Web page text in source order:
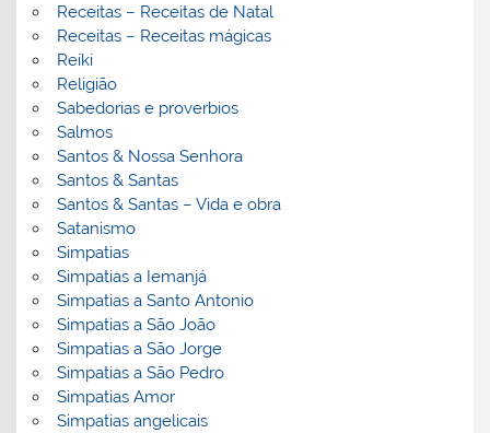
Receitas – Receitas de Natal
Receitas – Receitas mágicas
Reiki
Religião
Sabedorias e proverbios
Salmos
Santos & Nossa Senhora
Santos & Santas
Santos & Santas – Vida e obra
Satanismo
Simpatias
Simpatias a Iemanjá
Simpatias a Santo Antonio
Simpatias a São João
Simpatias a São Jorge
Simpatias a São Pedro
Simpatias Amor
Simpatias angelicais